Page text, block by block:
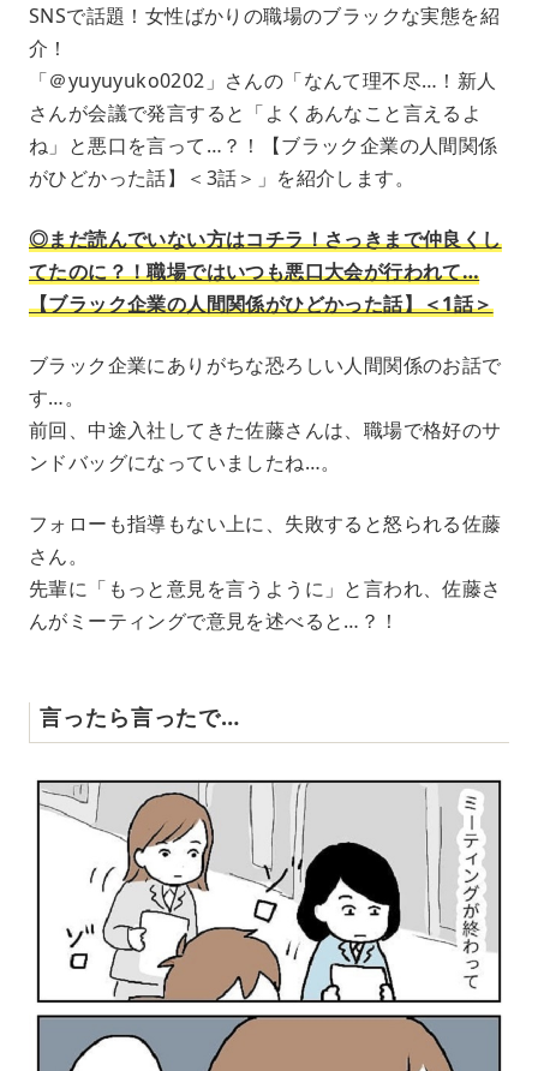
u
SNSで話題！女性ばかりの職場のブラックな実態を紹
介！
「＠yuyuyuko0202」さんの「なんて理不尽…！新人
さんが会議で発言すると「よくあんなこと言えるよ
ね」と悪口を言って…？！【ブラック企業の人間関係
がひどかった話】＜3話＞」を紹介します。
◎まだ読んでいない方はコチラ！さっきまで仲良くし
てたのに？！職場ではいつも悪口大会が行われて…
【ブラック企業の人間関係がひどかった話】＜1話＞
ブラック企業にありがちな恐ろしい人間関係のお話で
す…。
前回、中途入社してきた佐藤さんは、職場で格好のサ
ンドバッグになっていましたね…。
フォローも指導もない上に、失敗すると怒られる佐藤
さん。
先輩に「もっと意見を言うように」と言われ、佐藤さ
んがミーティングで意見を述べると…？！
言ったら言ったで…